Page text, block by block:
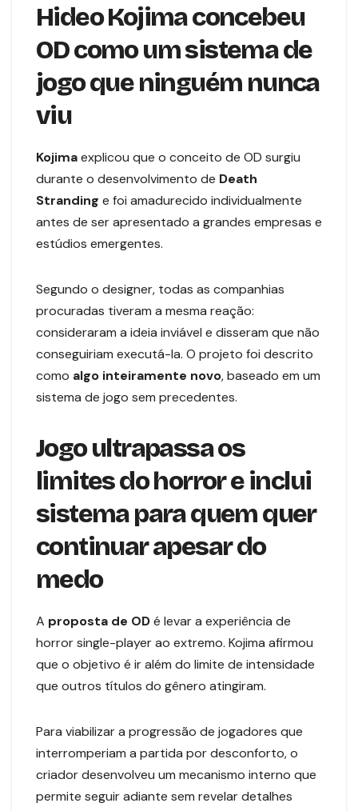
Hideo Kojima concebeu
OD como um sistema de
jogo que ninguém nunca
viu
Kojimaexplicou que o conceito de OD surgiu
durante o desenvolvimento de Death
Stranding e foi amadurecido individualmente
antes de ser apresentado a grandes empresas e
estúdios emergentes.
Segundo o designer, todas as companhias
procuradas tiveram a mesma reação:
consideraram a ideia inviável e disseram que não
conseguiriam executá-la. O projeto foi descrito
como algo inteiramente novo, baseado em um
sistema de jogo sem precedentes.
Jogo ultrapassa os
limites do horror e inclui
sistema para quem quer
continuar apesar do
medo
A proposta de ODé levar a experiência de
horror single-player ao extremo. Kojima afirmou
que o objetivo é ir além do limite de intensidade
que outros títulos do gênero atingiram.
Para viabilizar a progressão de jogadores que
interromperiam a partida por desconforto, o
criador desenvolveu um mecanismo interno que
permite seguir adiante sem revelar detalhes